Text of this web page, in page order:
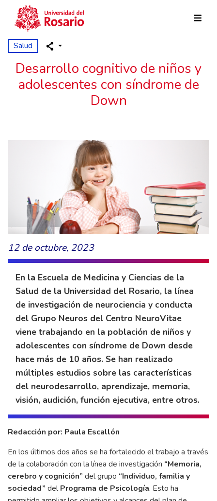
Pasar al contenido principal
Salud
Desarrollo cognitivo de niños y
adolescentes con síndrome de
Down
12 de octubre, 2023
En la Escuela de Medicina y Ciencias de la
Salud de la Universidad del Rosario, la línea
de investigación de neurociencia y conducta
del Grupo Neuros del Centro NeuroVitae
viene trabajando en la población de niños y
adolescentes con síndrome de Down desde
hace más de 10 años. Se han realizado
múltiples estudios sobre las características
del neurodesarrollo, aprendizaje, memoria,
visión, audición, función ejecutiva, entre otros.
Redacción por: Paula Escallón
En los últimos dos años se ha fortalecido el trabajo a través
de la colaboración con la línea de investigación “Memoria,
cerebro y cognición” del grupo “Individuo, familia y
sociedad” delPrograma de Psicología. Esto ha